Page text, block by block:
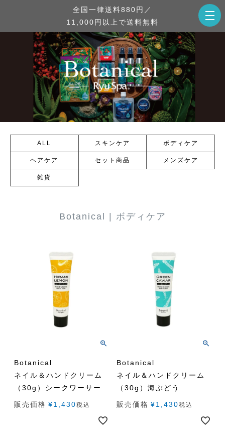
全国一律送料880円／
11,000円以上で送料無料
ALL スキンケア ボディケア
ヘアケア セット商品 メンズケア
雑貨
Botanical | ボディケア
Botanical
ネイル＆ハンドクリーム
（30g）シークワーサー
販売価格 ¥1,430税込
Botanical
ネイル＆ハンドクリーム
（30g）海ぶどう
販売価格 ¥1,430税込